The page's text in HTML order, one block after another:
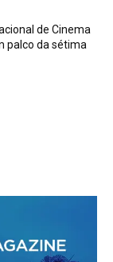
de Cinema
palco da sétima